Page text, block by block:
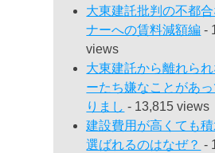
大東建託批判の不都
ナーへの賃料減額編 -
views
大東建託から離れら
ーたち嫌なことがあ
りまし - 13,815 views
建設費用が高くても
選ばれるのはなぜ？ -